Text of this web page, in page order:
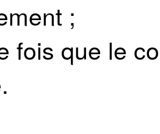
;
fois que le